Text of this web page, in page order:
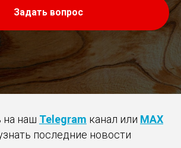
Задать вопрос
на наш Telegram канал или MAX
последние новости